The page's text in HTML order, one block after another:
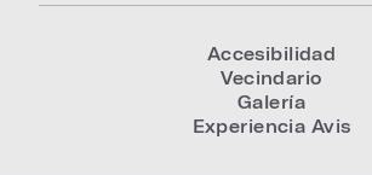
Accesibilidad
Vecindario
Galería
Experiencia Avis